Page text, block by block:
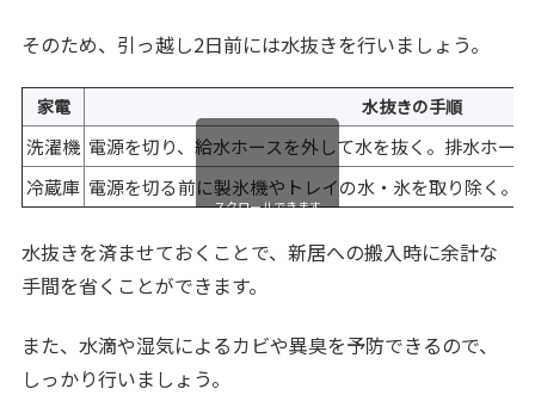
そのため、引っ越し2日前には水抜きを行いましょう。
家電 水抜きの手順
洗濯機 電源を切り、給水ホースを外して水を抜く。排水ホー
冷蔵庫 電源を切る前に製氷機やトレイの水・氷を取り除く。
スクロールできます
水抜きを済ませておくことで、新居への搬入時に余計な
手間を省くことができます。
また、水滴や湿気によるカビや異臭を予防できるので、
しっかり行いましょう。